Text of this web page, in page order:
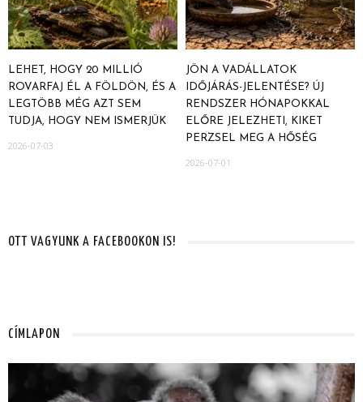
LEHET, HOGY 20 MILLIÓ
ROVARFAJ ÉL A FÖLDÖN, ÉS A
LEGTÖBB MÉG AZT SEM
TUDJA, HOGY NEM ISMERJÜK
2026-07-03
JÖN A VADÁLLATOK
IDŐJÁRÁS-JELENTÉSE? ÚJ
RENDSZER HÓNAPOKKAL
ELŐRE JELEZHETI, KIKET
PERZSEL MEG A HŐSÉG
2026-07-01
OTT VAGYUNK A FACEBOOKON IS!
CÍMLAPON